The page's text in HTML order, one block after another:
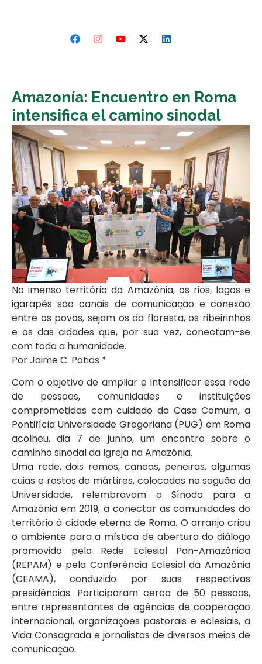
Amazonía: Encuentro en Roma
intensifica el camino sinodal
No imenso território da Amazônia, os rios, lagos e
igarapés são canais de comunicação e conexão
entre os povos, sejam os da floresta, os ribeirinhos
e os das cidades que, por sua vez, conectam-se
com toda a humanidade.
Por Jaime C. Patias *
Com o objetivo de ampliar e intensificar essa rede
de pessoas, comunidades e instituições
comprometidas com cuidado da Casa Comum, a
Pontifícia Universidade Gregoriana (PUG) em Roma
acolheu, dia 7 de junho, um encontro sobre o
caminho sinodal da Igreja na Amazônia.
Uma rede, dois remos, canoas, peneiras, algumas
cuias e rostos de mártires, colocados no saguão da
Universidade, relembravam o Sínodo para a
Amazônia em 2019, a conectar as comunidades do
território à cidade eterna de Roma. O arranjo criou
o ambiente para a mística de abertura do diálogo
promovido pela Rede Eclesial Pan-Amazônica
(REPAM) e pela Conferência Eclesial da Amazônia
(CEAMA), conduzido por suas respectivas
presidências. Participaram cerca de 50 pessoas,
entre representantes de agências de cooperação
internacional, organizações pastorais e eclesiais, a
Vida Consagrada e jornalistas de diversos meios de
comunicação.